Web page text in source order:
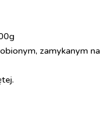
zamykanym na